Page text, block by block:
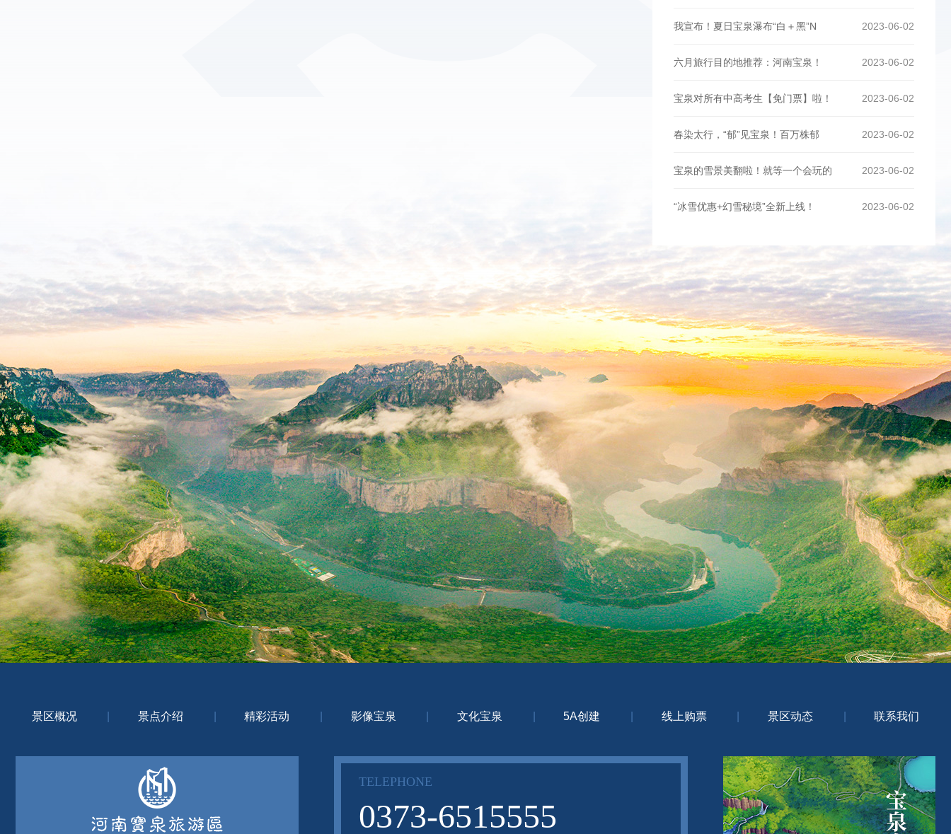
2023-06-02
我宣布！夏日宝泉瀑布“白＋黑”N
2023-06-02
六月旅行目的地推荐：河南宝泉！
2023-06-02
宝泉对所有中高考生【免门票】啦！
2023-06-02
春染太行，“郁”见宝泉！百万株郁
2023-06-02
宝泉的雪景美翻啦！就等一个会玩的
2023-06-02
“冰雪优惠+幻雪秘境”全新上线！
景区概况 景点介绍 精彩活动 影像宝泉 文化宝泉 5A创建 线上购票 景区动态 联系我们
TELEPHONE
0373-6515555